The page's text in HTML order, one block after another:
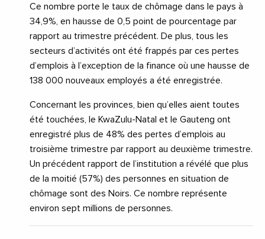
Ce nombre porte le taux de chômage dans le pays à
34,9%, en hausse de 0,5 point de pourcentage par
rapport au trimestre précédent. De plus, tous les
secteurs d’activités ont été frappés par ces pertes
d’emplois à l’exception de la finance où une hausse de
138 000 nouveaux employés a été enregistrée.
Concernant les provinces, bien qu’elles aient toutes
été touchées, le KwaZulu-Natal et le Gauteng ont
enregistré plus de 48% des pertes d’emplois au
troisième trimestre par rapport au deuxième trimestre.
Un précédent rapport de l’institution a révélé que plus
de la moitié (57%) des personnes en situation de
chômage sont des Noirs. Ce nombre représente
environ sept millions de personnes.